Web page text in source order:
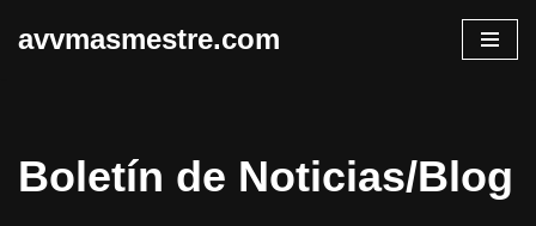
avvmasmestre.com
Boletín de Noticias/Blog